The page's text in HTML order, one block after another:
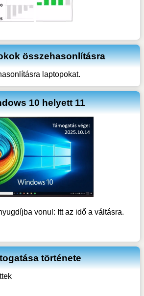
összehasonlításra
laptopokat.
10 helyett 11
vonul: Itt az idő a váltásra.
története